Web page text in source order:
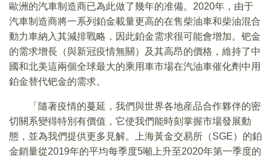
歐洲的汽車制造商已為此做了幾年的准備。2020年，由于
汽車制造商將一系列鉑金載量更高的在售柴油車和柴油混合
動力車納入其減排戰略，因此鉑金需求很可能會增加。钯金
的需求增長（與新冠疫情無關）及其高昂的價格，維持了中
國和北美這兩個全球最大的乘用車市場在汽油車催化劑中用
鉑金替代钯金的需求。
「隨著疫情的蔓延，我們與世界各地産品合作夥伴的密
切關系變得特別有價值，它使我們能時刻掌握市場發展動
態，並為我們提供更多見解。上海黃金交易所（SGE）的鉑
金銷量從2019年的平均每季度5噸上升至2020年第一季度的